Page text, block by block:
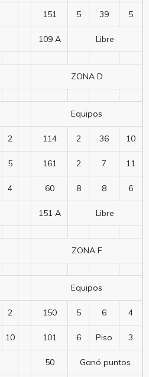
151 5 39 5
109 A Libre
ZONA D
Equipos
2 114 2 36 10
5 161 2 7 11
4 60 8 8 6
151 A Libre
ZONA F
Equipos
2 150 5 6 4
10 101 6 Piso 3
50 Ganó puntos